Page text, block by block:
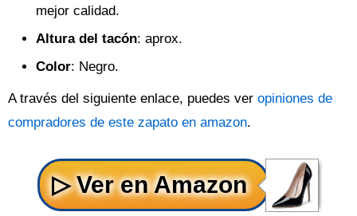
mejor calidad.
Altura del tacón: aprox.
Color: Negro.
A través del siguiente enlace, puedes ver opiniones de
compradores de este zapato en amazon.